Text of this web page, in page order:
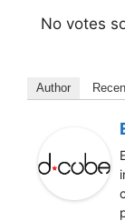
No votes
Author